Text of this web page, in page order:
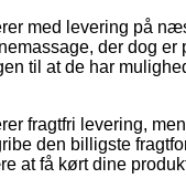
med levering på
der dog
til at de har
fragtfri levering,
den billigste
at få kørt dine